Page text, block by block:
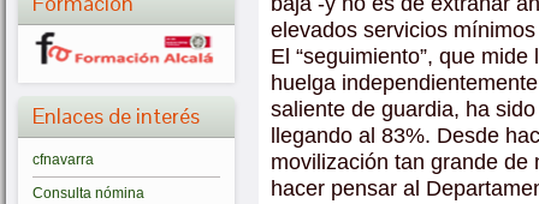
Enlaces de interés
cfnavarra
Consulta nómina
elevados servicios
El “seguimiento”, que
huelga
saliente de guardia, ha
llegando al 83%. Desde
movilización tan grande
hacer pensar al